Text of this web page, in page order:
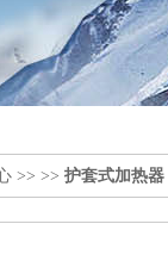
>> >> 护套式加热器